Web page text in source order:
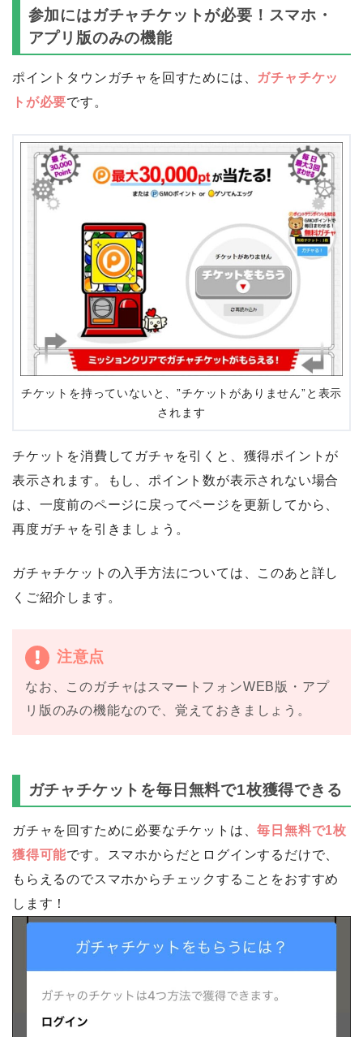
参加にはガチャチケットが必要！スマホ・
アプリ版のみの機能
ポイントタウンガチャを回すためには、 ガチャチケッ
トが必要です。
チケットを持っていないと、”チケットがありません”と表示
されます
チケットを消費してガチャを引くと、獲得ポイントが
表示されます。もし、ポイント数が表示されない場合
は、一度前のページに戻ってページを更新してから、
再度ガチャを引きましょう。
ガチャチケットの入手方法については、このあと詳し
くご紹介します。
注意点
なお、このガチャはスマートフォンWEB版・アプ
リ版のみの機能なので、覚えておきましょう。
ガチャチケットを毎日無料で1枚獲得できる
ガチャを回すために必要なチケットは、毎日無料で1枚
獲得可能です。スマホからだとログインするだけで、
もらえるのでスマホからチェックすることをおすすめ
します！